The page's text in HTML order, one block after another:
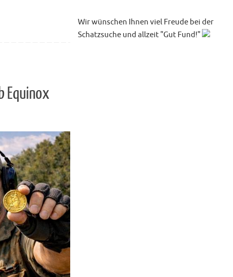
Equinox
Wir wünschen Ihnen viel Freude bei der
Schatzsuche und allzeit "Gut Fund!"